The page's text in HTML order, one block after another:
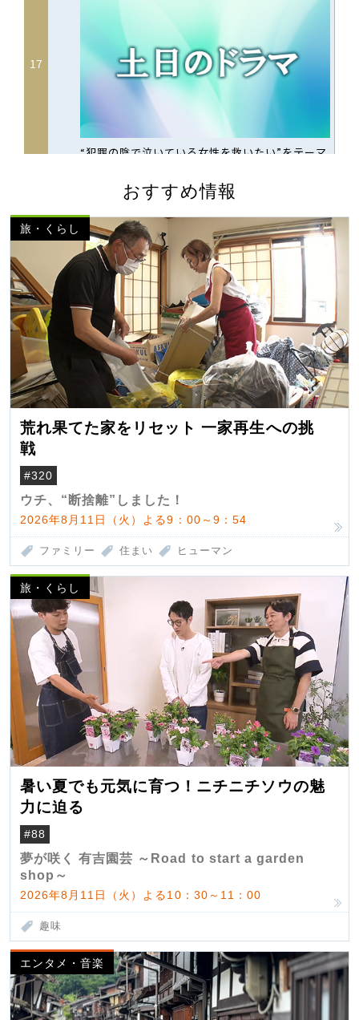
おすすめ情報
旅・くらし
荒れ果てた家をリセット 一家再生への挑
戦
#320
ウチ、“断捨離”しました！
2026年8月11日（火）よる9：00～9：54
ファミリー 住まい ヒューマン
旅・くらし
暑い夏でも元気に育つ！ニチニチソウの魅
力に迫る
#88
夢が咲く 有吉園芸 ～Road to start a garden
shop～
2026年8月11日（火）よる10：30～11：00
趣味
エンタメ・音楽